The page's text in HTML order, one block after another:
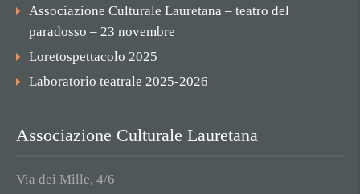
Associazione Culturale Lauretana – teatro del
paradosso – 23 novembre
Loretospettacolo 2025
Laboratorio teatrale 2025-2026
Associazione Culturale Lauretana
Via dei Mille, 4/6